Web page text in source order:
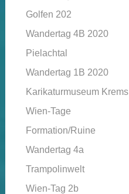
Golfen 202
Wandertag 4B 2020
Pielachtal
Wandertag 1B 2020
Karikaturmuseum Krems
Wien-Tage
Formation/Ruine
Wandertag 4a
Trampolinwelt
Wien-Tag 2b